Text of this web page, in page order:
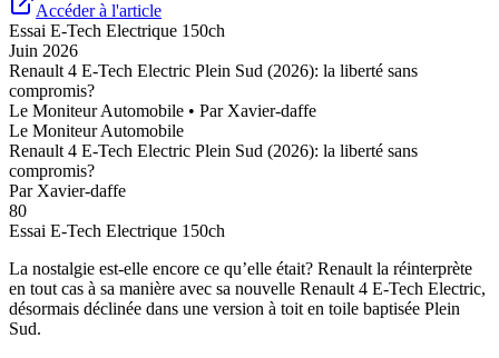
Accéder à l'article
Essai E-Tech Electrique 150ch
Juin 2026
Renault 4 E-Tech Electric Plein Sud (2026): la liberté sans
compromis?
Le Moniteur Automobile • ParXavier-daffe
Le Moniteur Automobile
Renault 4 E-Tech Electric Plein Sud (2026): la liberté sans
compromis?
ParXavier-daffe
80
Essai E-Tech Electrique 150ch
La nostalgie est-elle encore ce qu’elle était? Renault la réinterprète
en tout cas à sa manière avec sa nouvelle Renault 4 E-Tech Electric,
désormais déclinée dans une version à toit en toile baptisée Plein
Sud.